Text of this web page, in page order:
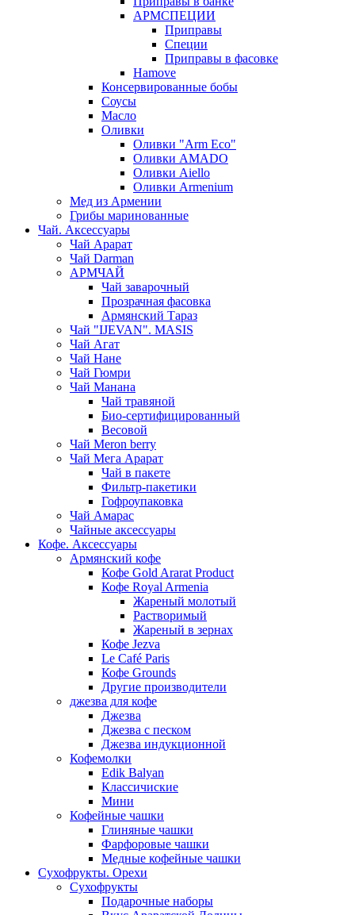
АРМСПЕЦИИ
Приправы
Специи
Приправы в фасовке
Hamove
Консервированные бобы
Соусы
Масло
Оливки
Оливки "Arm Eco"
Оливки AMADO
Оливки Aiello
Оливки Armenium
Мед из Армении
Грибы маринованные
Чай. Аксессуары
Чай Арарат
Чай Darman
АРМЧАЙ
Чай заварочный
Прозрачная фасовка
Армянский Тараз
Чай "IJEVAN". MASIS
Чай Агат
Чай Нане
Чай Гюмри
Чай Манана
Чай травяной
Био-сертифицированный
Весовой
Чай Meron berry
Чай Мега Арарат
Чай в пакете
Фильтр-пакетики
Гофроупаковка
Чай Амарас
Чайные аксессуары
Кофе. Аксессуары
Армянский кофе
Кофе Gold Ararat Product
Кофе Royal Armenia
Жареный молотый
Растворимый
Жареный в зернах
Кофе Jezva
Le Café Paris
Кофе Grounds
Другие производители
джезва для кофе
Джезва
Джезва с песком
Джезва индукционной
Кофемолки
Edik Balyan
Классичиские
Мини
Кофейные чашки
Глиняные чашки
Фарфоровые чашки
Медные кофейные чашки
Сухофрукты. Орехи
Сухофрукты
Подарочные наборы